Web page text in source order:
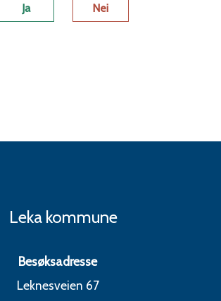
Ja Nei
Leka kommune
Besøksadresse
Leknesveien 67